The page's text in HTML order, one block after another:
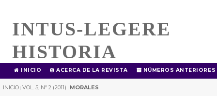
INTUS-LEGERE
HISTORIA
INICIO ACERCA DE LA REVISTA NÚMEROS ANTERIORES
INICIO | VOL. 5, Nº 2 (2011) | MORALES